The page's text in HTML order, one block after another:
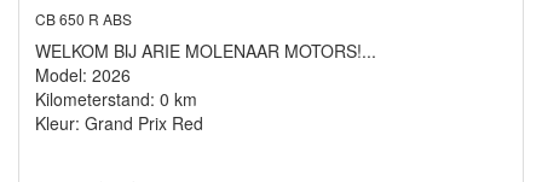
CB 650 R ABS
WELKOM BIJ ARIE MOLENAAR MOTORS!...
Model: 2026
Kilometerstand: 0 km
Kleur: Grand Prix Red